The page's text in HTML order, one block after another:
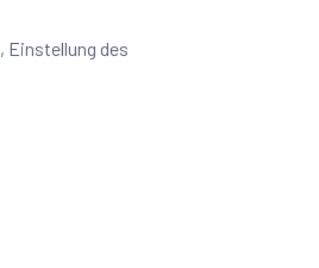
Einstellung des